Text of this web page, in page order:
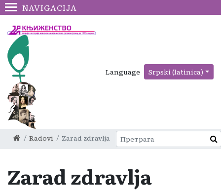
NAVIGACIJA
Language Srpski (latinica)
Radovi Zarad zdravlja
Zarad zdravlja